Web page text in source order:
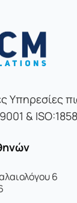
Υπηρεσίες
&
6